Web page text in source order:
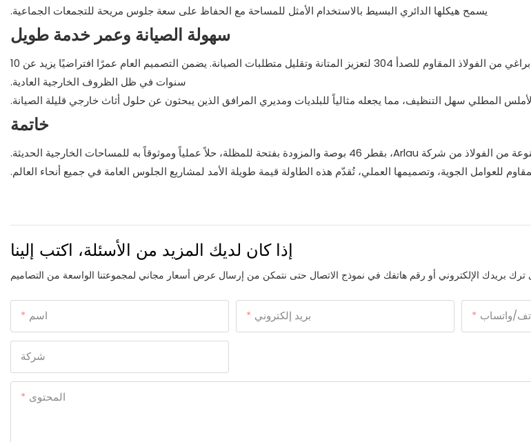
يسمح هيكلها الدائري البسيط بالاستخدام الأمثل للمساحة مع الحفاظ على سعة جلوس مريحة للتجمعات الجماعية.
سهولة الصيانة وعمر خدمة طويل
جميع الملحقات مصنوعة من براغي من الفولاذ المقاوم للصدأ 304 لتعزيز المتانة وتقليل متطلبات الصيانة. يضمن التصميم العام عمرًا افتراضيًا يزيد عن 10
سنوات في ظل الظروف الخارجية العادية.
المطلي سهل التنظيف، مما يجعله مثالياً للبلديات ومديري المرافق الذين يبحثون عن حلول أثاث خارجي قليلة الصيانة.
خاتمة
تُعدّ طاولة النزهة المستديرة المصنوعة من الفولاذ من شركة Arlau، بقطر 46 بوصة والمزودة بفتحة للمظلة، حلاً عملياً وموثوقاً به للمساحات الخارجية الحديثة.
للعوامل الجوية، وتصميمها العملي، تُقدّم هذه الطاولة قيمة طويلة الأمد لمشاريع الجلوس العامة في جميع أنحاء العالم.
إذا كان لديك المزيد من الأسئلة، اكتب إلينا
اسم بريد إلكتروني واتساب
شركة
المحتوى